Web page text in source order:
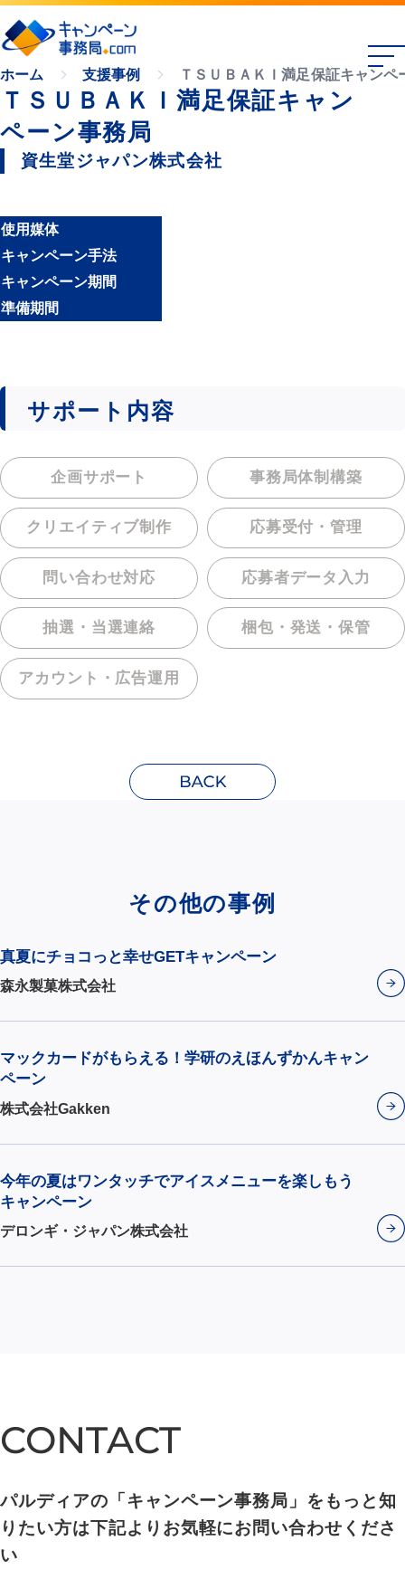
ホーム 支援事例 ＴＳＵＢＡＫＩ満足保証キャンペ
ＴＳＵＢＡＫＩ満足保証キャン
ペーン事務局
資生堂ジャパン株式会社
使用媒体
キャンペーン手法
キャンペーン期間
準備期間
サポート内容
企画サポート 事務局体制構築
クリエイティブ制作 応募受付・管理
問い合わせ対応 応募者データ入力
抽選・当選連絡 梱包・発送・保管
アカウント・ 広告運用
その他の事例
真夏にチョコっと幸せGETキャンペーン
森永製菓株式会社
マックカードがもらえる！学研のえほんずかんキャン
ペーン
株式会社Gakken
今年の夏はワンタッチでアイスメニューを楽しもう
キャンペーン
デロンギ・ジャパン株式会社
CONTACT
CONTACT
パルディアの「キャンペーン事務局」をもっと知
りたい方は下記よりお気軽にお問い合わせくださ
い